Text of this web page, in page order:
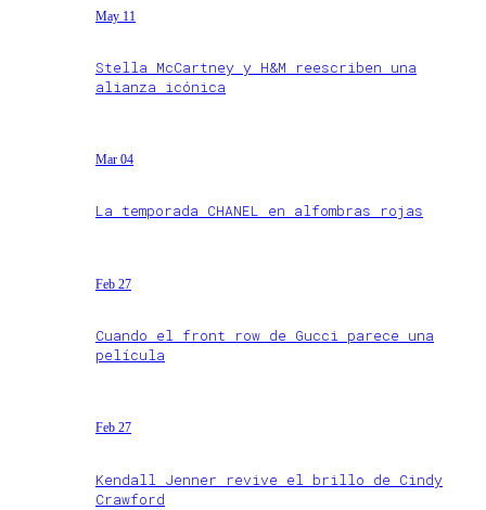
May 11
Stella McCartney y H&M reescriben una
alianza icónica
Mar 04
La temporada CHANEL en alfombras rojas
Feb 27
Cuando el front row de Gucci parece una
película
Feb 27
Kendall Jenner revive el brillo de Cindy
Crawford